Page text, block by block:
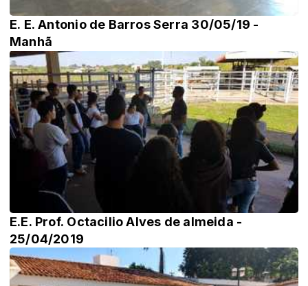
E. E. Antonio de Barros Serra 30/05/19 -
Manhã
E.E. Prof. Octacilio Alves de almeida -
25/04/2019